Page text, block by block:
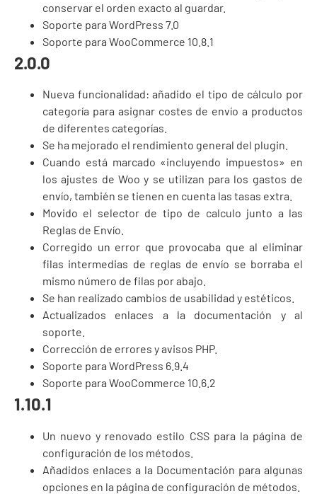
conservar el orden exacto al guardar.
Soporte para WordPress 7.0
Soporte para WooCommerce 10.8.1
2.0.0
Nueva funcionalidad: añadido el tipo de cálculo por
categoría para asignar costes de envío a productos
de diferentes categorías.
Se ha mejorado el rendimiento general del plugin.
Cuando está marcado «incluyendo impuestos» en
los ajustes de Woo y se utilizan para los gastos de
envío, también se tienen en cuenta las tasas extra.
Movido el selector de tipo de calculo junto a las
Reglas de Envío.
Corregido un error que provocaba que al eliminar
filas intermedias de reglas de envío se borraba el
mismo número de filas por abajo.
Se han realizado cambios de usabilidad y estéticos.
Actualizados enlaces a la documentación y al
soporte.
Corrección de errores y avisos PHP.
Soporte para WordPress 6.9.4
Soporte para WooCommerce 10.6.2
1.10.1
Un nuevo y renovado estilo CSS para la página de
configuración de los métodos.
Añadidos enlaces a la Documentación para algunas
opciones en la página de configuración de métodos.